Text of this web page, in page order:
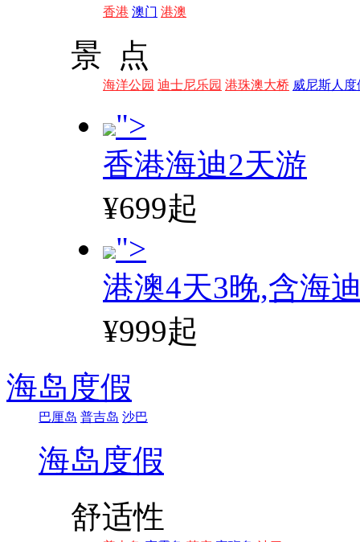
香港 澳门 港澳
景 点
海洋公园 迪士尼乐园 港珠澳大桥 威尼斯人度
">
香港海迪2天游
¥699起
">
港澳4天3晚,含海
¥999起
海岛度假
巴厘岛 普吉岛 沙巴
海岛度假
舒适性